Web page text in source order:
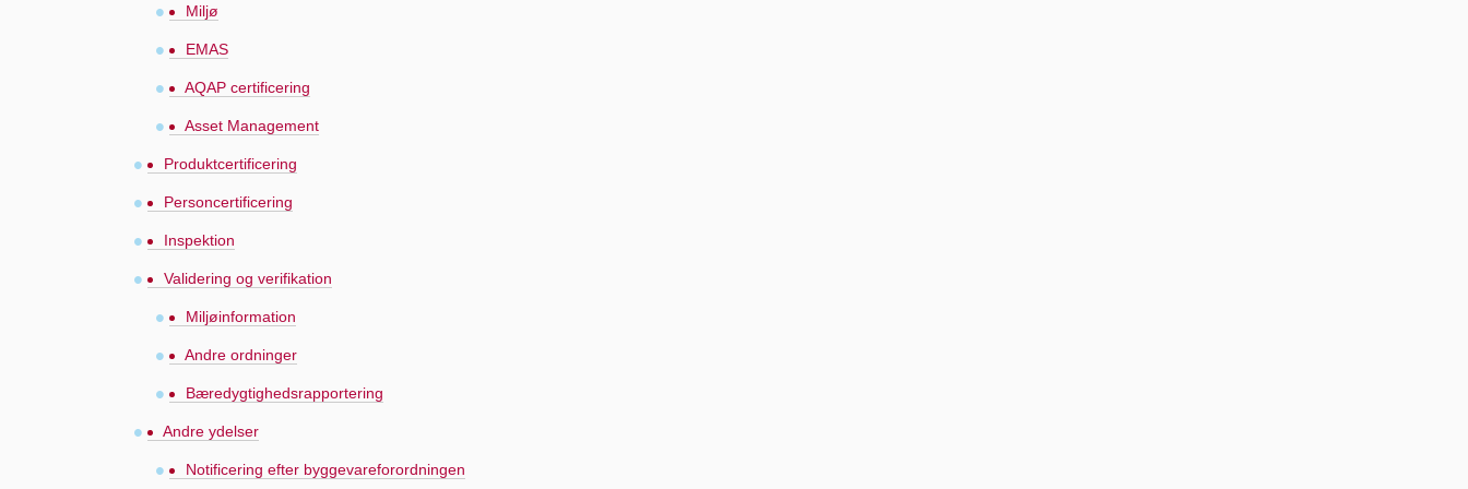
Miljø
EMAS
AQAP certificering
Asset Management
Produktcertificering
Personcertificering
Inspektion
Validering og verifikation
Miljøinformation
Andre ordninger
Bæredygtighedsrapportering
Andre ydelser
Notificering efter byggevareforordningen